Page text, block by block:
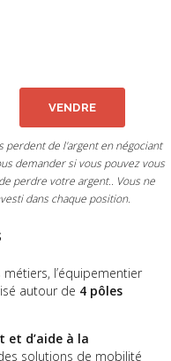
VENDRE
de l'argent en négociant
demander si vous pouvez vous
perdre votre argent.. Vous ne
dans chaque position.
l’équipementier
autour de 4 pôles
et d’aide à la
solutions de mobilité